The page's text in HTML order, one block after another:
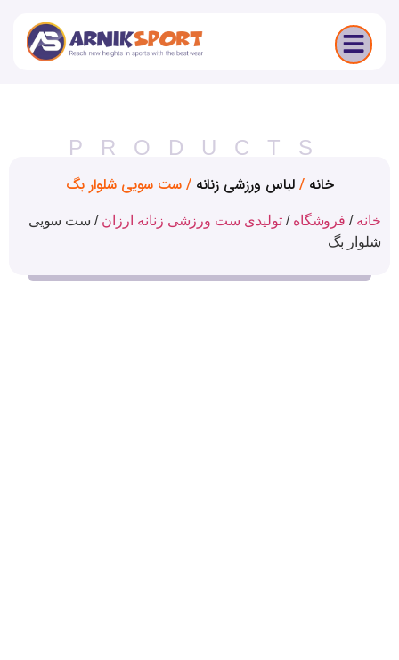
PRODUCTS
لباس ورزشی زنانه/ ست سویی شلوار بگ
فروشگاه/ تولیدی ست ورزشی زنانه ارزان/ست سویی
بگ